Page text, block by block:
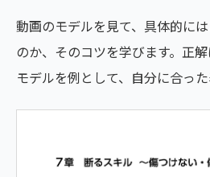
動画のモデルを見て、具体的に
のか、そのコツを学びます。正
モデルを例として、自分に合った